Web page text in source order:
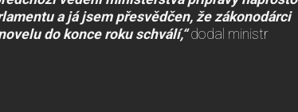
a já jsem přesvědčen, že zákonodárci
do konce roku schválí,“dodal ministr